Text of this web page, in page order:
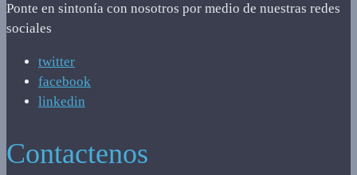
Ponte en sintonía con nosotros por medio de nuestras redes
sociales
twitter
facebook
linkedin
Contactenos